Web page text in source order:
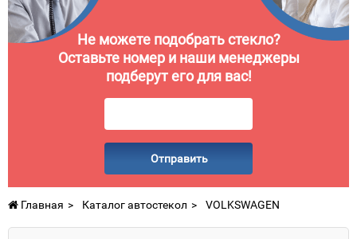
Не можете подобрать стекло?
Оставьте номер и наши менеджеры
подберут его для вас!
Отправить
Главная Каталог автостекол VOLKSWAGEN